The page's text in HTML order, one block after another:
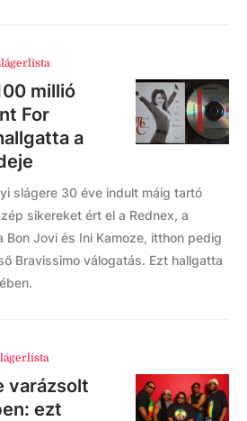
millió
For
a
slágere 30 éve indult máig tartó
sikereket ért el a Rednex, a
Jovi és Ini Kamoze, itthon pedig
Bravissimo válogatás. Ezt hallgatta
varázsolt
ezt